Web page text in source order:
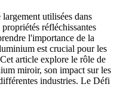
utilisées dans
réfléchissantes
l'importance de la
est crucial pour les
article explore le rôle de
miroir, son impact sur les
industries. Le Défi